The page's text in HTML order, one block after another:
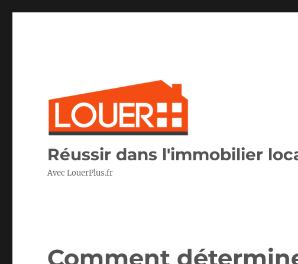
Réussir dans l'immobilier
Avec LouerPlus.fr
Comment